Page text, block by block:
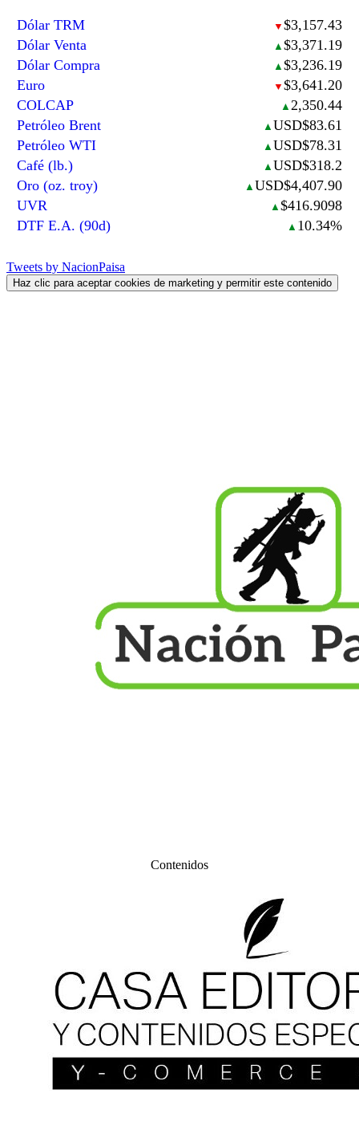
Dólar TRM ▼ $3,157.43
Dólar Venta
▲ $3,371.19
Dólar Compra
▲ $3,236.19
Euro
▼ $3,641.20
COLCAP
▲ 2,350.44
Petróleo Brent
▲ USD$83.61
Petróleo WTI
▲ USD$78.31
Café (lb.)
▲ USD$318.2
Oro (oz. troy)
▲ USD$4,407.90
UVR
▲ $416.9098
DTF E.A. (90d)
▲ 10.34%
Tweets by NacionPaisa
Haz clic para aceptar cookies de marketing y permitir este contenido
Contenidos